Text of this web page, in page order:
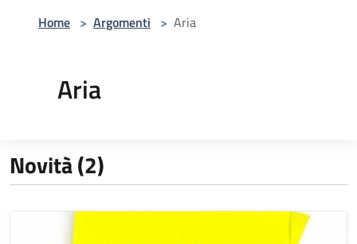
Home > Argomenti > Aria
Aria
Novità (2)